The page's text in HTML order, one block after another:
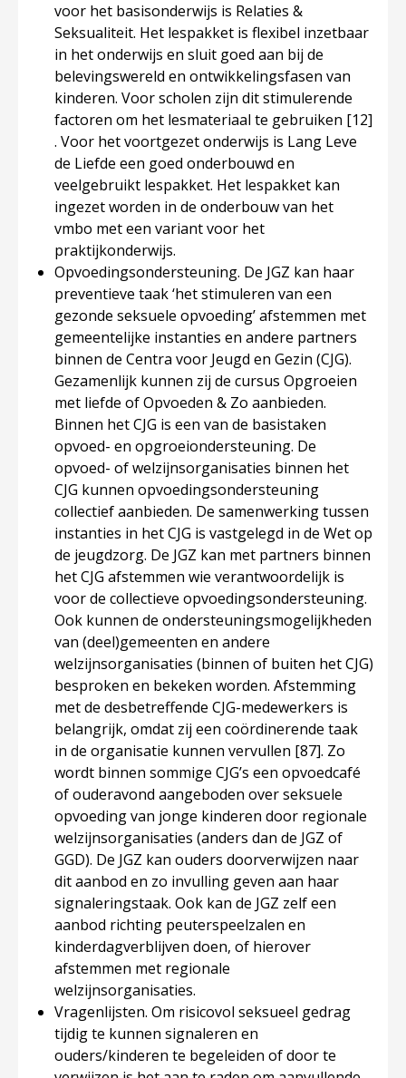
voor het basisonderwijs is Relaties &
Seksualiteit. Het lespakket is flexibel inzetbaar
in het onderwijs en sluit goed aan bij de
belevingswereld en ontwikkelingsfasen van
kinderen. Voor scholen zijn dit stimulerende
factoren om het lesmateriaal te gebruiken [12]
. Voor het voortgezet onderwijs is Lang Leve
de Liefde een goed onderbouwd en
veelgebruikt lespakket. Het lespakket kan
ingezet worden in de onderbouw van het
vmbo met een variant voor het
praktijkonderwijs.
Opvoedingsondersteuning. De JGZ kan haar
preventieve taak ‘het stimuleren van een
gezonde seksuele opvoeding’ afstemmen met
gemeentelijke instanties en andere partners
binnen de Centra voor Jeugd en Gezin (CJG).
Gezamenlijk kunnen zij de cursus Opgroeien
met liefde of Opvoeden & Zo aanbieden.
Binnen het CJG is een van de basistaken
opvoed- en opgroeiondersteuning. De
opvoed- of welzijnsorganisaties binnen het
CJG kunnen opvoedingsondersteuning
collectief aanbieden. De samenwerking tussen
instanties in het CJG is vastgelegd in de Wet op
de jeugdzorg. De JGZ kan met partners binnen
het CJG afstemmen wie verantwoordelijk is
voor de collectieve opvoedingsondersteuning.
Ook kunnen de ondersteuningsmogelijkheden
van (deel)gemeenten en andere
welzijnsorganisaties (binnen of buiten het CJG)
besproken en bekeken worden. Afstemming
met de desbetreffende CJG-medewerkers is
belangrijk, omdat zij een coördinerende taak
in de organisatie kunnen vervullen [87]. Zo
wordt binnen sommige CJG’s een opvoedcafé
of ouderavond aangeboden over seksuele
opvoeding van jonge kinderen door regionale
welzijnsorganisaties (anders dan de JGZ of
GGD). De JGZ kan ouders doorverwijzen naar
dit aanbod en zo invulling geven aan haar
signaleringstaak. Ook kan de JGZ zelf een
aanbod richting peuterspeelzalen en
kinderdagverblijven doen, of hierover
afstemmen met regionale
welzijnsorganisaties.
Vragenlijsten. Om risicovol seksueel gedrag
tijdig te kunnen signaleren en
ouders/kinderen te begeleiden of door te